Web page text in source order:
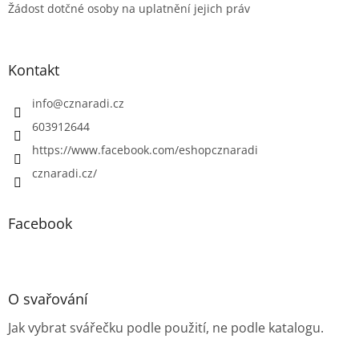
Žádost dotčné osoby na uplatnění jejich práv
Kontakt
info@cznaradi.cz
603912644
https://www.facebook.com/eshopcznaradi
cznaradi.cz/
Facebook
O svařování
Jak vybrat svářečku podle použití, ne podle katalogu.